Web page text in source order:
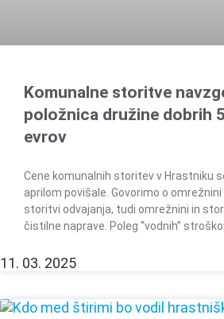
Komunalne storitve
položnica družine dobrih
evrov
Cene komunalnih storitev v Hrastniku
aprilom povišale. Govorimo o omrežnini
storitvi odvajanja, tudi omrežnini in
čistilne naprave. Poleg “vodnih”
11. 03. 2025